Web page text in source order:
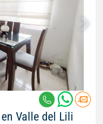
Valle del Lili